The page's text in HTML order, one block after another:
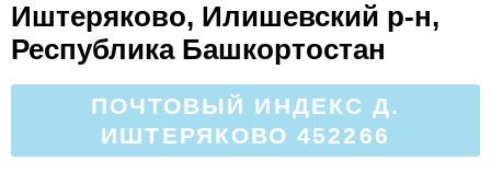
Иштеряково, Илишевский р-н,
Республика Башкортостан
ПОЧТОВЫЙ ИНДЕКС Д.
ИШТЕРЯКОВО 452266